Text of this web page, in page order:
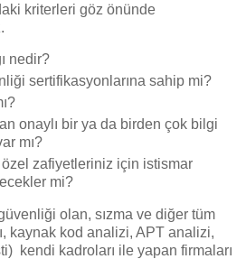
kriterleri göz önünde
nedir?
sertifikasyonlarına sahip mi?
onaylı bir ya da birden çok bilgi
mı?
zafiyetleriniz için istismar
mi?
olan, sızma ve diğer tüm
kaynak kod analizi, APT analizi,
kendi kadroları ile yapan firmaları